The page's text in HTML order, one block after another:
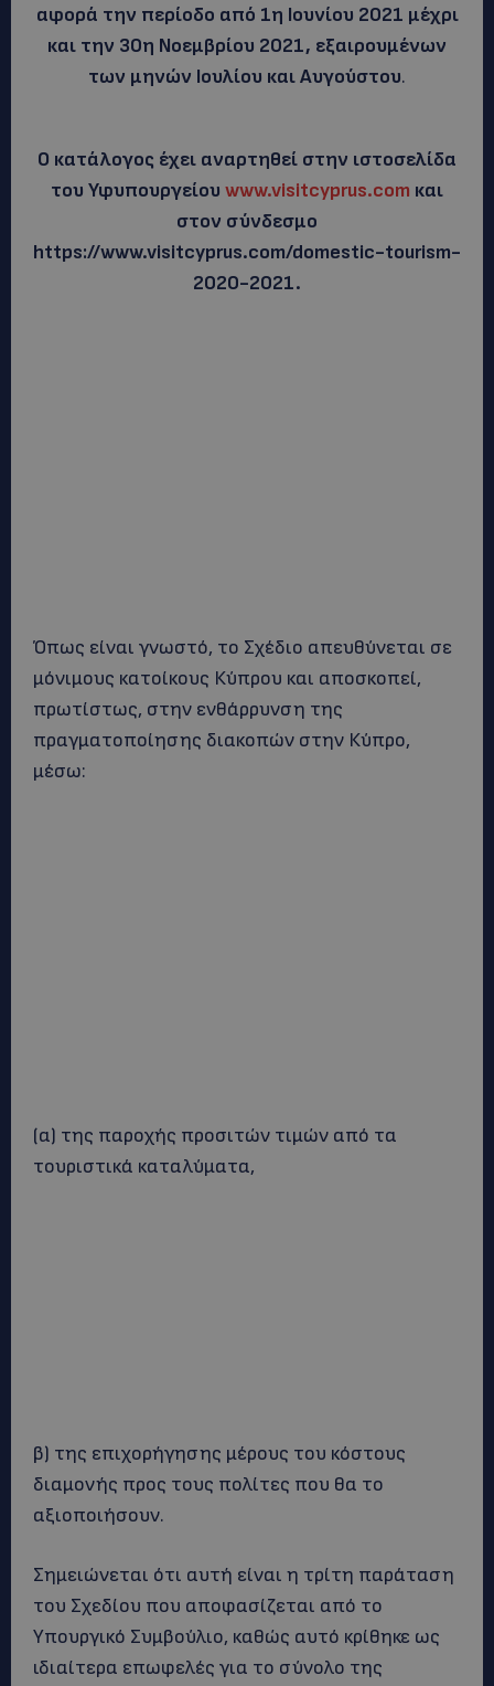
αφορά την περίοδο από 1η Ιουνίου 2021 μέχρι
και την 30η Νοεμβρίου 2021, εξαιρουμένων
των μηνών Ιουλίου και Αυγούστου.
Ο κατάλογος έχει αναρτηθεί στην ιστοσελίδα
του Υφυπουργείου www.visitcyprus.com και
στον σύνδεσμο
https://www.visitcyprus.com/domestic-tourism-
2020-2021.
Όπως είναι γνωστό, το Σχέδιο απευθύνεται σε
μόνιμους κατοίκους Κύπρου και αποσκοπεί,
πρωτίστως, στην ενθάρρυνση της
πραγματοποίησης διακοπών στην Κύπρο,
μέσω:
(α) της παροχής προσιτών τιμών από τα
τουριστικά καταλύματα,
β) της επιχορήγησης μέρους του κόστους
διαμονής προς τους πολίτες που θα το
αξιοποιήσουν.
Σημειώνεται ότι αυτή είναι η τρίτη παράταση
του Σχεδίου που αποφασίζεται από το
Υπουργικό Συμβούλιο, καθώς αυτό κρίθηκε ως
ιδιαίτερα επωφελές για το σύνολο της